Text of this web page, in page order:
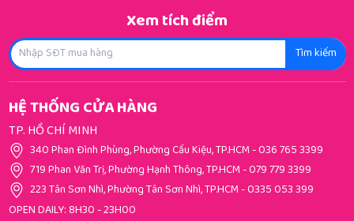
Xem tích điểm
Tìm kiếm
HỆ THỐNG CỬA HÀNG
TP. HỒ CHÍ MINH
340 Phan Đình Phùng, Phường Cầu Kiệu, TP.HCM-036 765 3399
719 Phan Văn Trị, Phường Hạnh Thông, TP.HCM-079 779 3399
223 Tân Sơn Nhì, Phường Tân Sơn Nhì, TP.HCM-0335 053 399
OPEN DAILY: 8H30 - 23H00